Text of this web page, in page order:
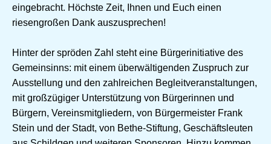
eingebracht. Höchste Zeit, Ihnen und Euch einen
riesengroßen Dank auszusprechen!
Hinter der spröden Zahl steht eine Bürgerinitiative des
Gemeinsinns: mit einem überwältigenden Zuspruch zur
Ausstellung und den zahlreichen Begleitveranstaltungen,
mit großzügiger Unterstützung von Bürgerinnen und
Bürgern, Vereinsmitgliedern, von Bürgermeister Frank
Stein und der Stadt, von Bethe-Stiftung, Geschäftsleuten